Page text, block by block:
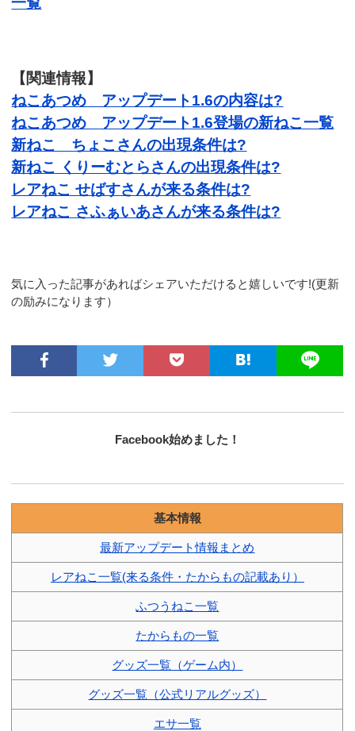
【関連情報】
ねこあつめ アップデート1.6の内容は?
ねこあつめ アップデート1.6登場の新ねこ一覧
新ねこ ちょこさんの出現条件は?
新ねこ くりーむとらさんの出現条件は?
レアねこ せばすさんが来る条件は?
レアねこ さふぁいあさんが来る条件は?
気に入った記事があればシェアいただけると嬉しいです!(更新
の励みになります）
Facebook始めました！
基本情報
最新アップデート情報まとめ
レアねこ一覧(来る条件・たからもの記載あり）
ふつうねこ一覧
たからもの一覧
グッズ一覧（ゲーム内）
グッズ一覧（公式リアルグッズ）
エサ一覧